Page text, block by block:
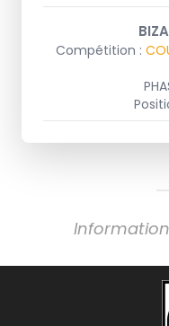
Compétition :